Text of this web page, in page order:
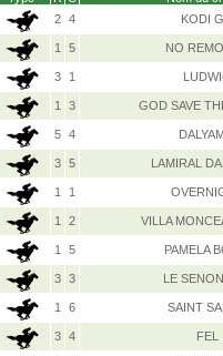
2 4 KODI
1 5 NO
3 1
1 3 GOD SAVE
5 4
3 5 LAMIRAL
1 1
1 2 VILLA
1 5 PAMELA
3 3 LE
1 6 SAINT
3 4 FEL